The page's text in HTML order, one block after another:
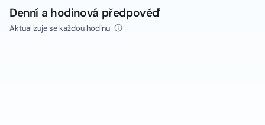
Denní a hodinová předpověď
Aktualizuje se každou hodinu